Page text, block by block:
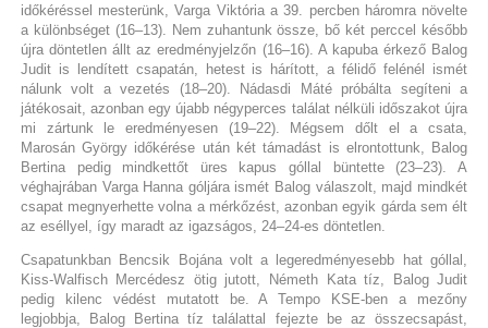
időkéréssel mesterünk, Varga Viktória a 39. percben háromra növelte
a különbséget (16–13). Nem zuhantunk össze, bő két perccel később
újra döntetlen állt az eredményjelzőn (16–16). A kapuba érkező Balog
Judit is lendített csapatán, hetest is hárított, a félidő felénél ismét
nálunk volt a vezetés (18–20). Nádasdi Máté próbálta segíteni a
játékosait, azonban egy újabb négyperces találat nélküli időszakot újra
mi zártunk le eredményesen (19–22). Mégsem dőlt el a csata,
Marosán György időkérése után két támadást is elrontottunk, Balog
Bertina pedig mindkettőt üres kapus góllal büntette (23–23). A
véghajrában Varga Hanna góljára ismét Balog válaszolt, majd mindkét
csapat megnyerhette volna a mérkőzést, azonban egyik gárda sem élt
az eséllyel, így maradt az igazságos, 24–24-es döntetlen.
Csapatunkban Bencsik Bojána volt a legeredményesebb hat góllal,
Kiss-Walfisch Mercédesz ötig jutott, Németh Kata tíz, Balog Judit
pedig kilenc védést mutatott be. A Tempo KSE-ben a mezőny
legjobbja, Balog Bertina tíz találattal fejezte be az összecsapást,